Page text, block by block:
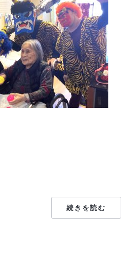
続きを読む